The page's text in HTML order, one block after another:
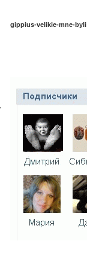
gippius-velikie-mne-byli